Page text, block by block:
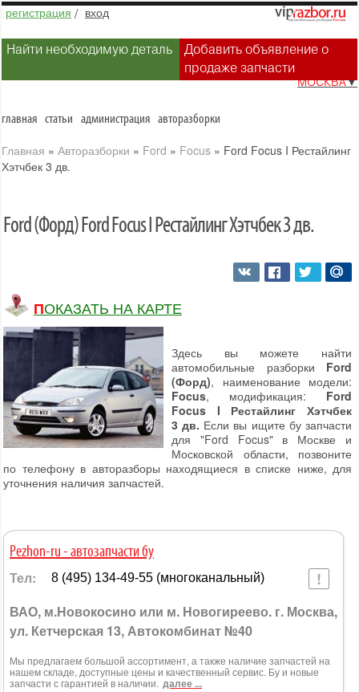
регистрация / вход
Найти необходимую деталь
Добавить объявление о
продаже запчасти
МОСКВА▼
главная статьи администрация авторазборки
Главная » Авторазборки » Ford » Focus » Ford Focus I Рестайлинг
Хэтчбек 3 дв.
Ford (Форд) Ford Focus I Рестайлинг Хэтчбек 3 дв.
ПОКАЗАТЬ НА КАРТЕ
Здесь вы можете найти
автомобильные разборки Ford
(Форд), наименование модели:
Focus, модификация: Ford
Focus I Рестайлинг Хэтчбек
3 дв. Если вы ищите бу запчасти
для "Ford Focus" в Москве и
Московской области, позвоните
по телефону в авторазборы находящиеся в списке ниже, для
уточнения наличия запчастей.
Pezhon-ru - автозапчасти бу
Тел: 8 (495) 134-49-55 (многоканальный)
ВАО, м.Новокосино или м. Новогиреево. г. Москва,
ул. Кетчерская 13, Автокомбинат №40
Мы предлагаем большой ассортимент, а также наличие запчастей на
нашем складе, доступные цены и качественный сервис. Бу и новые
запчасти с гарантией в наличии. далее ...